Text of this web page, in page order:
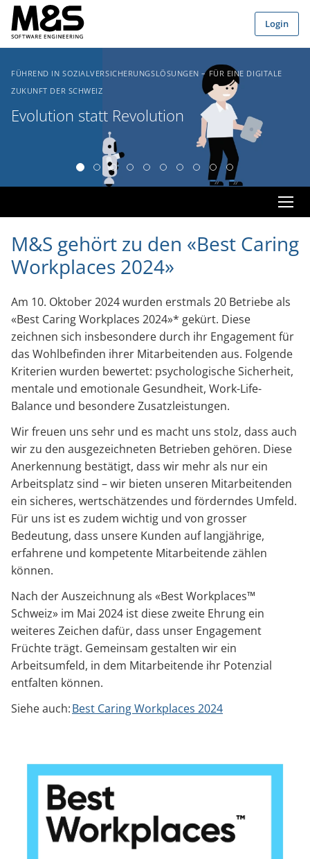
Zum Hauptinhalt springen
Login
FÜHREND IN SOZIALVERSICHERUNGSLÖSUNGEN – FÜR EINE DIGITALE
ZUKUNFT DER SCHWEIZ
Evolution statt Revolution
M&S gehört zu den «Best Caring
Workplaces 2024»
Am 10. Oktober 2024 wurden erstmals 20 Betriebe als
«Best Caring Workplaces 2024»* gekürt. Diese
zeichnen sich insbesondere durch ihr Engagement für
das Wohlbefinden ihrer Mitarbeitenden aus. Folgende
Kriterien wurden bewertet: psychologische Sicherheit,
mentale und emotionale Gesundheit, Work-Life-
Balance und besondere Zusatzleistungen.
Wir freuen uns sehr und es macht uns stolz, dass auch
wir zu den ausgezeichneten Betrieben gehören. Diese
Anerkennung bestätigt, dass wir mehr als nur ein
Arbeitsplatz sind – wir bieten unseren Mitarbeitenden
ein sicheres, wertschätzendes und förderndes Umfeld.
Für uns ist es zudem wichtig und von grosser
Bedeutung, dass unsere Kunden auf langjährige,
erfahrene und kompetente Mitarbeitende zählen
können.
Nach der Auszeichnung als «Best Workplaces™
Schweiz» im Mai 2024 ist diese zweite Ehrung ein
weiteres Zeichen dafür, dass unser Engagement
Früchte trägt. Gemeinsam gestalten wir ein
Arbeitsumfeld, in dem Mitarbeitende ihr Potenzial
entfalten können.
Siehe auch:Best Caring Workplaces 2024